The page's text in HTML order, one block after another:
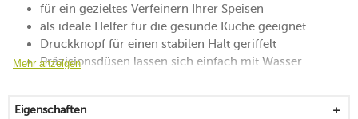
für ein gezieltes Verfeinern Ihrer Speisen
als ideale Helfer für die gesunde Küche geeignet
Druckknopf für einen stabilen Halt geriffelt
Präzisionsdüsen lassen sich einfach mit Wasser
Mehr anzeigen
Eigenschaften